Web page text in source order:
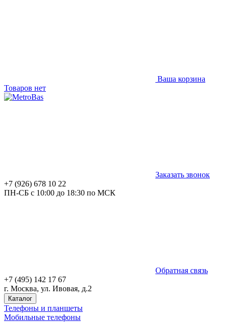
Ваша корзина
Товаров нет
Заказать звонок
+7 (926) 678 10 22
ПН-СБ с 10:00 до 18:30 по МСК
Обратная связь
+7 (495) 142 17 67
г. Москва, ул. Ивовая, д.2
Каталог
Телефоны и планшеты
Мобильные телефоны